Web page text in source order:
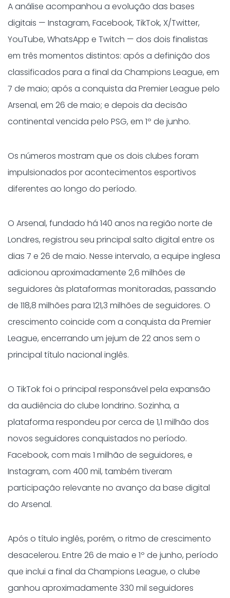
A análise acompanhou a evolução das bases
digitais — Instagram, Facebook, TikTok, X/Twitter,
YouTube, WhatsApp e Twitch — dos dois finalistas
em três momentos distintos: após a definição dos
classificados para a final da Champions League, em
7 de maio; após a conquista da Premier League pelo
Arsenal, em 26 de maio; e depois da decisão
continental vencida pelo PSG, em 1º de junho.
Os números mostram que os dois clubes foram
impulsionados por acontecimentos esportivos
diferentes ao longo do período.
O Arsenal, fundado há 140 anos na região norte de
Londres, registrou seu principal salto digital entre os
dias 7 e 26 de maio. Nesse intervalo, a equipe inglesa
adicionou aproximadamente 2,6 milhões de
seguidores às plataformas monitoradas, passando
de 118,8 milhões para 121,3 milhões de seguidores. O
crescimento coincide com a conquista da Premier
League, encerrando um jejum de 22 anos sem o
principal título nacional inglês.
O TikTok foi o principal responsável pela expansão
da audiência do clube londrino. Sozinha, a
plataforma respondeu por cerca de 1,1 milhão dos
novos seguidores conquistados no período.
Facebook, com mais 1 milhão de seguidores, e
Instagram, com 400 mil, também tiveram
participação relevante no avanço da base digital
do Arsenal.
Após o título inglês, porém, o ritmo de crescimento
desacelerou. Entre 26 de maio e 1º de junho, período
que inclui a final da Champions League, o clube
ganhou aproximadamente 330 mil seguidores